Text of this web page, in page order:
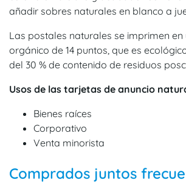
añadir sobres naturales en blanco a
Las postales naturales se imprimen en
orgánico de 14 puntos, que es
del 30 % de contenido de residuos
Usos de las tarjetas de anuncio
Bienes raíces
Corporativo
Venta minorista
Comprados juntos